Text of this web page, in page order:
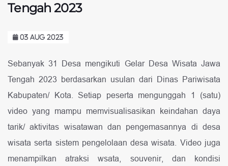
Tengah 2023
03 AUG 2023
Sebanyak 31 Desa mengikuti Gelar Desa Wisata Jawa
Tengah 2023 berdasarkan usulan dari Dinas Pariwisata
Kabupaten/ Kota. Setiap peserta mengunggah 1 (satu)
video yang mampu memvisualisasikan keindahan daya
tarik/ aktivitas wisatawan dan pengemasannya di desa
wisata serta sistem pengelolaan desa wisata. Video juga
menampilkan atraksi wsata, souvenir, dan kondisi